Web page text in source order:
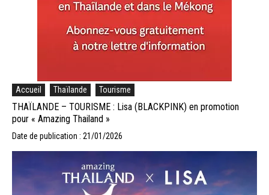
Accueil Thaïlande Tourisme
THAÏLANDE – TOURISME : Lisa (BLACKPINK) en promotion
pour « Amazing Thailand »
Date de publication : 21/01/2026